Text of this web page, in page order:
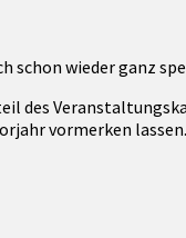
schon wieder ganz
des
vormerken lassen.